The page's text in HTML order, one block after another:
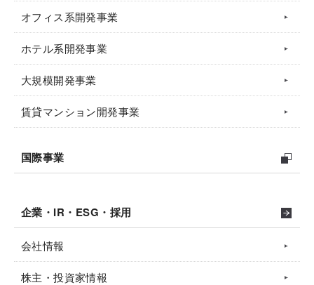
オフィス系開発事業
ホテル系開発事業
大規模開発事業
賃貸マンション開発事業
国際事業
企業・IR・ESG・採用
会社情報
株主・投資家情報